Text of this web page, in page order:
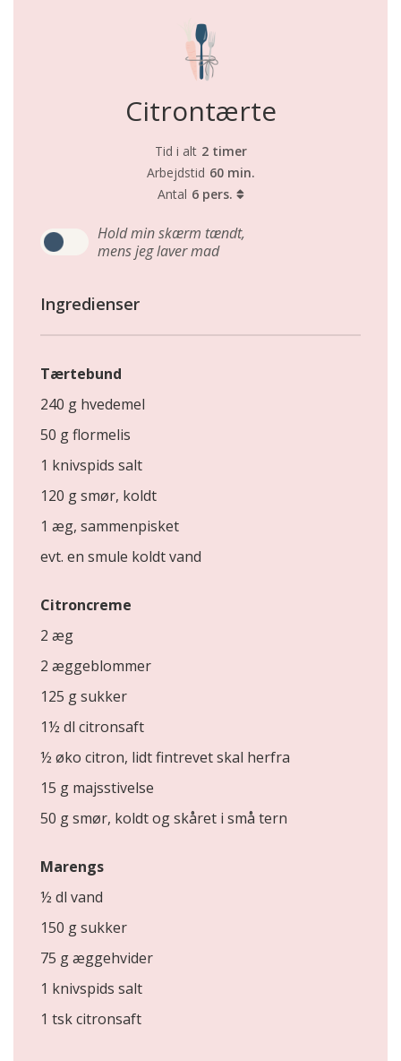
Citrontærte
Tid i alt 2 timer
Arbejdstid 60 min.
Antal 6 pers.
Hold min skærm tændt,
mens jeg laver mad
Ingredienser
Tærtebund
240 g hvedemel
50 g flormelis
1 knivspids salt
120 g smør, koldt
1 æg, sammenpisket
evt. en smule koldt vand
Citroncreme
2 æg
2 æggeblommer
125 g sukker
1½ dl citronsaft
½ øko citron, lidt fintrevet skal herfra
15 g majsstivelse
50 g smør, koldt og skåret i små tern
Marengs
½ dl vand
150 g sukker
75 g æggehvider
1 knivspids salt
1 tsk citronsaft